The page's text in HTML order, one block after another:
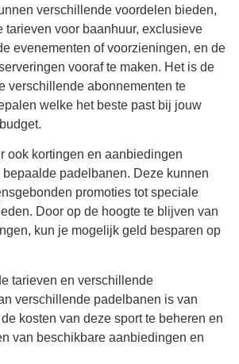
verschillende voordelen bieden,
tarieven voor baanhuur, exclusieve
evenementen of voorzieningen, en de
vooraf te maken. Het is de
verschillende abonnementen te
welke het beste past bij jouw
ook kortingen en aanbiedingen
padelbanen. Deze kunnen
promoties tot speciale
Door op de hoogte te blijven van
kun je mogelijk geld besparen op
tarieven en verschillende
verschillende padelbanen is van
kosten van deze sport te beheren en
van beschikbare aanbiedingen en